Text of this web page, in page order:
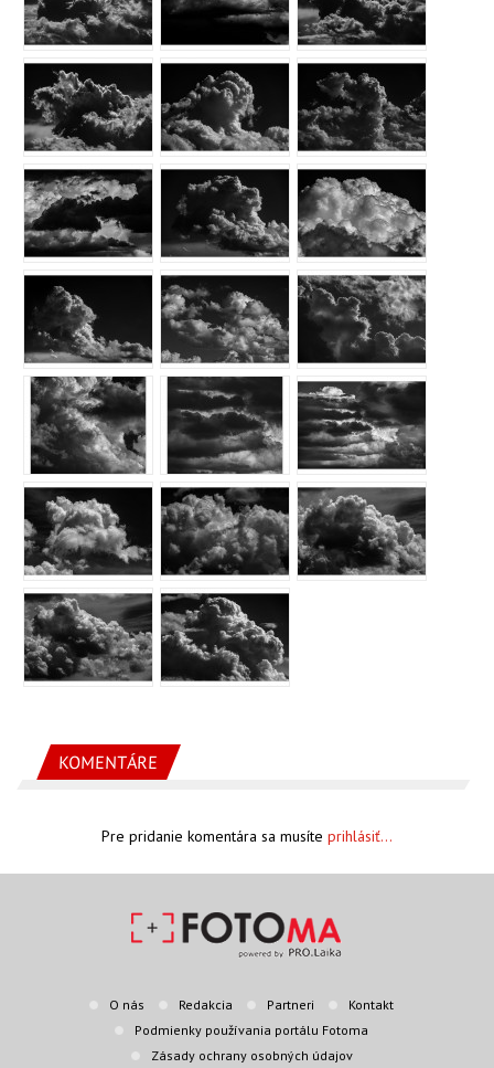
KOMENTÁRE
Pre pridanie komentára sa musíte prihlásiť...
O nás Redakcia Partneri
Kontakt
Podmienky používania portálu Fotoma
Zásady ochrany osobných údajov